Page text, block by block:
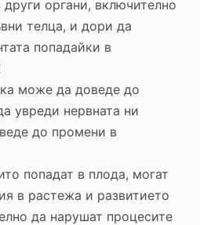
други органи, включително
телца, и дори да
попадайки в
може да доведе до
увреди нервната ни
до промени в
попадат в плода, могат
в растежа и развитието
да нарушат процесите